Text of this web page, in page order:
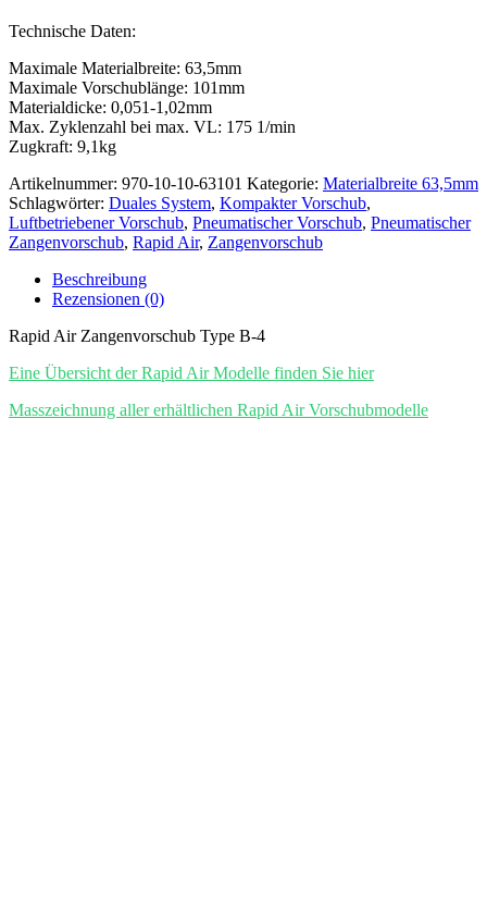
Technische Daten:
Maximale Materialbreite: 63,5mm
Maximale Vorschublänge: 101mm
Materialdicke: 0,051-1,02mm
Max. Zyklenzahl bei max. VL: 175 1/min
Zugkraft: 9,1kg
Artikelnummer: 970-10-10-63101 Kategorie: Materialbreite 63,5mm
Schlagwörter: Duales System, Kompakter Vorschub,
Luftbetriebener Vorschub, Pneumatischer Vorschub, Pneumatischer
Zangenvorschub, Rapid Air, Zangenvorschub
Beschreibung
Rezensionen (0)
Rapid Air Zangenvorschub Type B-4
Eine Übersicht der Rapid Air Modelle finden Sie hier
Masszeichnung aller erhältlichen Rapid Air Vorschubmodelle